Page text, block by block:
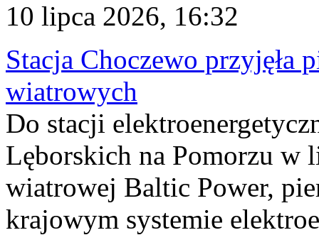
10 lipca 2026, 16:32
Stacja Choczewo przyjęła
wiatrowych
Do stacji
Lęborskich na Pomorzu w
wiatrowej Baltic Power,
krajowym systemie